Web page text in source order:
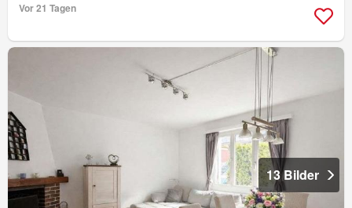
Vor 21 Tagen
13 Bilder